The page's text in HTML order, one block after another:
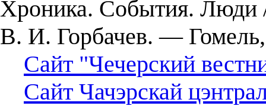
Хроника. События.
В. И. Горбачев. —
Сайт "Чечерский
Сайт Чачэрскай